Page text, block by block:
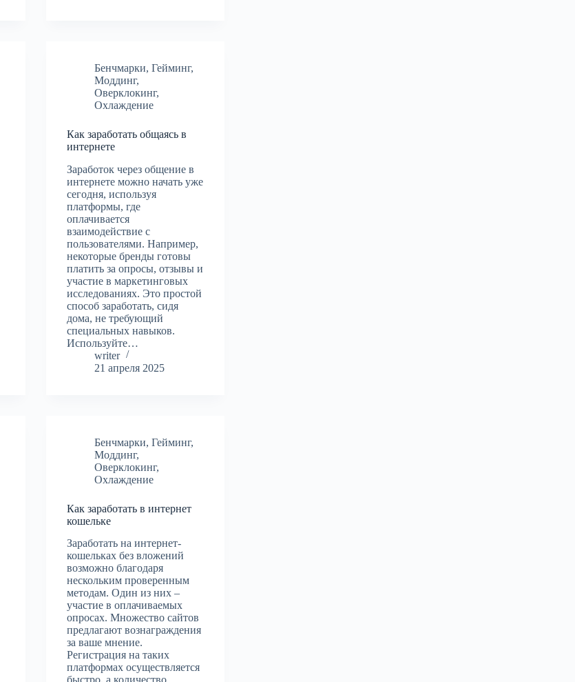
Бенчмарки,Гейминг,
Моддинг,
Оверклокинг,
Охлаждение
Как заработать общаясь в
интернете
Заработок через общение в
интернете можно начать уже
сегодня, используя
платформы, где
оплачивается
взаимодействие с
пользователями. Например,
некоторые бренды готовы
платить за опросы, отзывы и
участие в маркетинговых
исследованиях. Это простой
способ заработать, сидя
дома, не требующий
специальных навыков.
Используйте…
writer
21 апреля 2025
Бенчмарки,Гейминг,
Моддинг,
Оверклокинг,
Охлаждение
Как заработать в интернет
кошельке
Заработать на интернет-
кошельках без вложений
возможно благодаря
нескольким проверенным
методам. Один из них –
участие в оплачиваемых
опросах. Множество сайтов
предлагают вознаграждения
за ваше мнение.
Регистрация на таких
платформах осуществляется